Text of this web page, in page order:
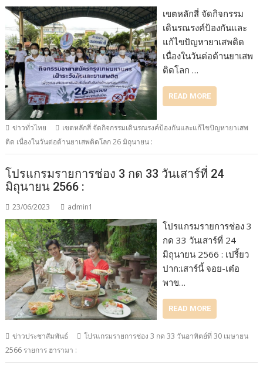
เขตหลักสี่ จัดกิจกรรม
เดินรณรงค์ป้องกันและ
แก้ไขปัญหายาเสพติด
เนื่องในวันต่อต้านยาเสพ
ติดโลก …
READ MORE
ข่าวทั่วไทย
เขตหลักสี่ จัดกิจกรรมเดินรณรงค์ป้องกันและแก้ไขปัญหายาเสพ
ติด เนื่องในวันต่อต้านยาเสพติดโลก 26 มิถุนายน :
โปรแกรมรายการช่อง 3 กด 33 วันเสาร์ที่ 24
มิถุนายน 2566 :
23/06/2023 admin1
โปรแกรมรายการช่อง 3
กด 33 วันเสาร์ที่ 24
มิถุนายน 2566 : เปรี้ยว
ปาก:​เสาร์นี้ จอย-เต๋อ
พาข…
READ MORE
ข่าวประชาสัมพันธ์
โปรแกรมรายการช่อง 3 กด 33 วันอาทิตย์ที่ 30 เมษายน
2566 รายการ ฮารามา :